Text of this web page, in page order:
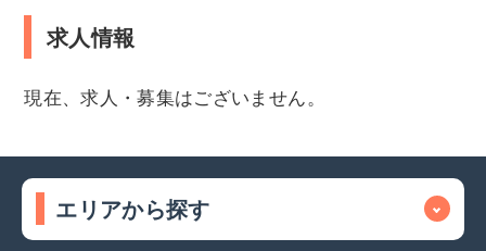
求人情報
現在、求人・募集はございません。
エリアから探す